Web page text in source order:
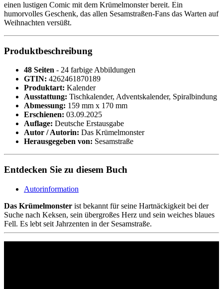
einen lustigen Comic mit dem Krümelmonster bereit. Ein
humorvolles Geschenk, das allen Sesamstraßen-Fans das Warten auf
Weihnachten versüßt.
Produktbeschreibung
48 Seiten - 24 farbige Abbildungen
GTIN: 4262461870189
Produktart: Kalender
Ausstattung: Tischkalender, Adventskalender, Spiralbindung
Abmessung: 159 mm x 170 mm
Erschienen: 03.09.2025
Auflage: Deutsche Erstausgabe
Autor / Autorin: Das Krümelmonster
Herausgegeben von: Sesamstraße
Entdecken Sie zu diesem Buch
Autorinformation
Das Krümelmonster ist bekannt für seine Hartnäckigkeit bei der
Suche nach Keksen, sein übergroßes Herz und sein weiches blaues
Fell. Es lebt seit Jahrzenten in der Sesamstraße.